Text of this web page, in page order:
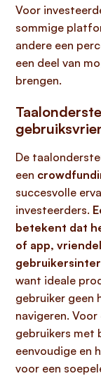
Voor
sommige
andere een
een deel van
brengen.
De
een
succesvolle
investeerders.
betekent dat
of app,
want ideale
gebruiker geen
navigeren.
gebruikers met
eenvoudige en
voor een